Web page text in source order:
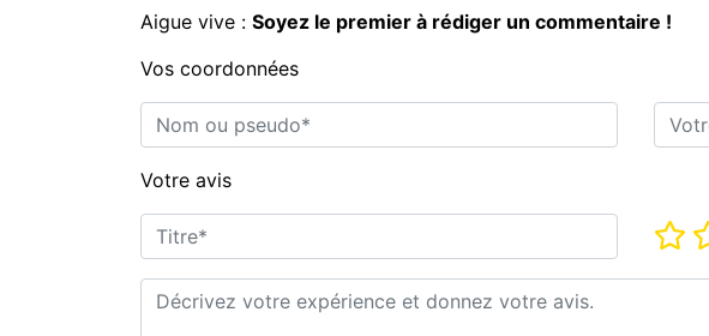
Aigue vive : Soyez le premier à rédiger un commentaire !
Vos coordonnées
Nom ou pseudo*
E-mail*
Votre avis
Titre*
Note*
Commentaire*